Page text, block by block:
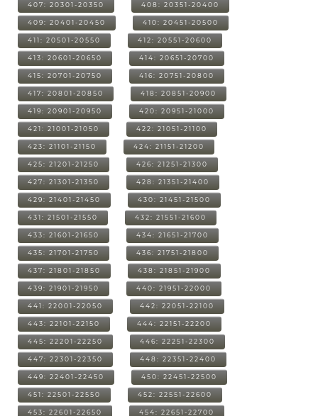
407: 20301-20350 408: 20351-20400
409: 20401-20450 410: 20451-20500
411: 20501-20550 412: 20551-20600
413: 20601-20650 414: 20651-20700
415: 20701-20750 416: 20751-20800
417: 20801-20850 418: 20851-20900
419: 20901-20950 420: 20951-21000
421: 21001-21050 422: 21051-21100
423: 21101-21150 424: 21151-21200
425: 21201-21250 426: 21251-21300
427: 21301-21350 428: 21351-21400
429: 21401-21450 430: 21451-21500
431: 21501-21550 432: 21551-21600
433: 21601-21650 434: 21651-21700
435: 21701-21750 436: 21751-21800
437: 21801-21850 438: 21851-21900
439: 21901-21950 440: 21951-22000
441: 22001-22050 442: 22051-22100
443: 22101-22150 444: 22151-22200
445: 22201-22250 446: 22251-22300
447: 22301-22350 448: 22351-22400
449: 22401-22450 450: 22451-22500
451: 22501-22550 452: 22551-22600
453: 22601-22650 454: 22651-22700